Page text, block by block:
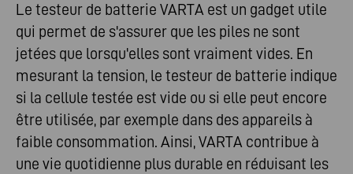
Le testeur de batterie VARTA est un gadget utile
qui permet de s'assurer que les piles ne sont
jetées que lorsqu'elles sont vraiment vides. En
mesurant la tension, le testeur de batterie indique
si la cellule testée est vide ou si elle peut encore
être utilisée, par exemple dans des appareils à
faible consommation. Ainsi, VARTA contribue à
une vie quotidienne plus durable en réduisant les